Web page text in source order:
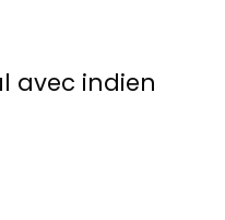
avec indien